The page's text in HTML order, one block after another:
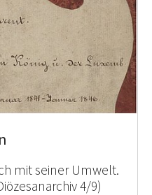
mit seiner Umwelt.
4/9)